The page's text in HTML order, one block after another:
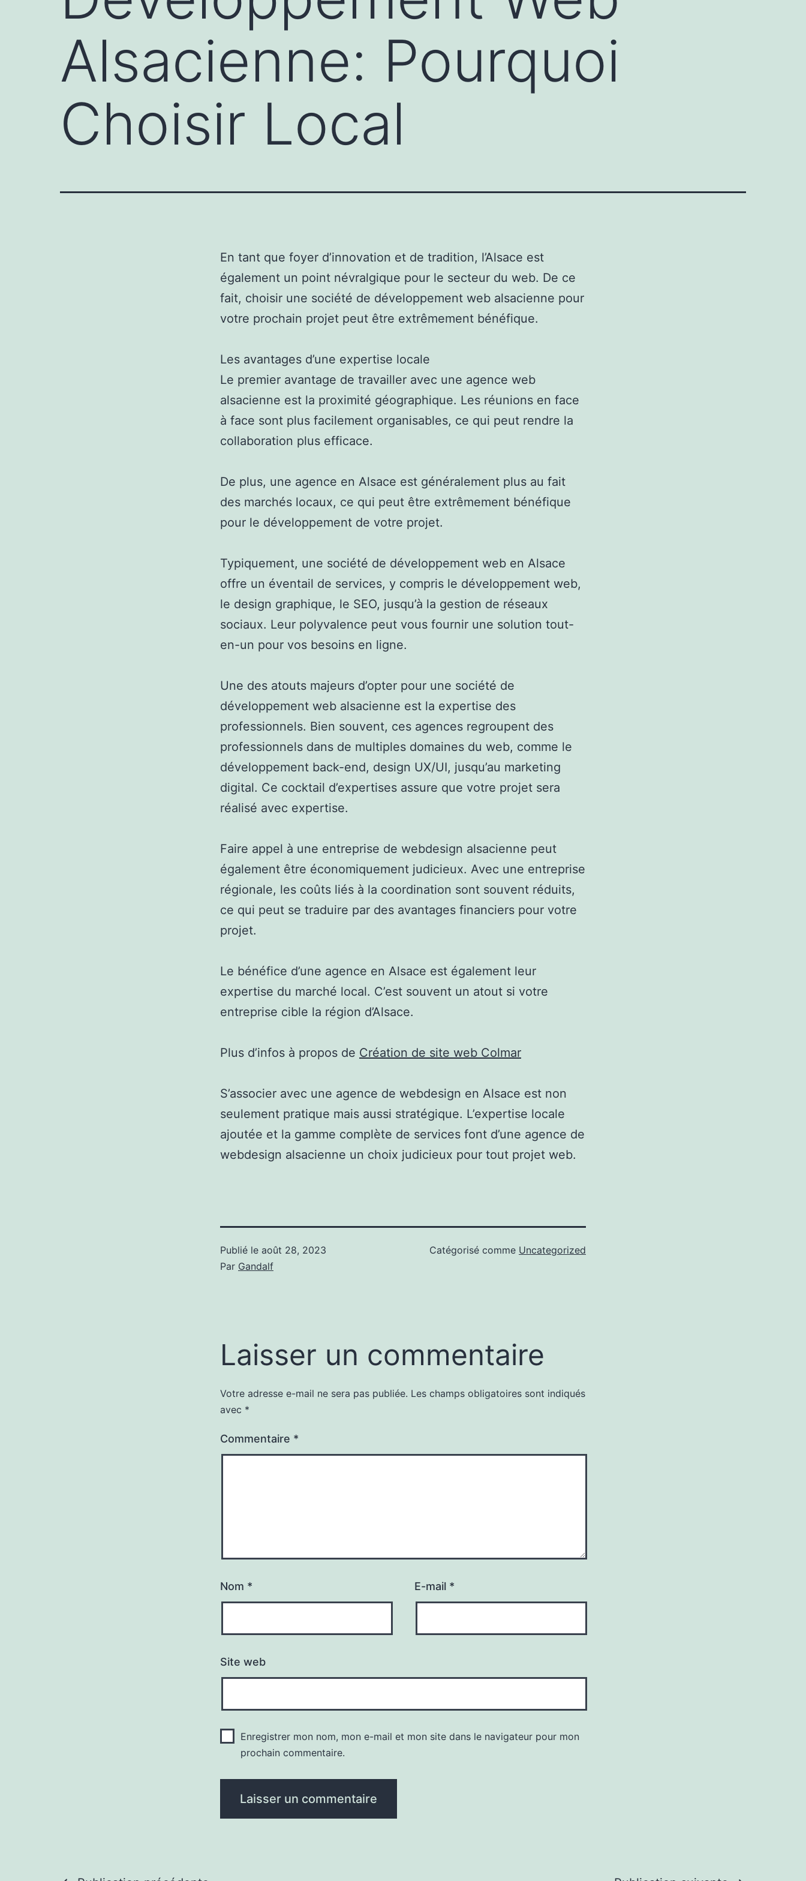
Alsacienne: Pourquoi
Choisir Local
En tant que foyer d’innovation et de tradition, l’Alsace est
également un point névralgique pour le secteur du web. De ce
fait, choisir une société de développement web alsacienne pour
votre prochain projet peut être extrêmement bénéfique.
Les avantages d’une expertise locale
Le premier avantage de travailler avec une agence web
alsacienne est la proximité géographique. Les réunions en face
à face sont plus facilement organisables, ce qui peut rendre la
collaboration plus efficace.
De plus, une agence en Alsace est généralement plus au fait
des marchés locaux, ce qui peut être extrêmement bénéfique
pour le développement de votre projet.
Typiquement, une société de développement web en Alsace
offre un éventail de services, y compris le développement web,
le design graphique, le SEO, jusqu’à la gestion de réseaux
sociaux. Leur polyvalence peut vous fournir une solution tout-
en-un pour vos besoins en ligne.
Une des atouts majeurs d’opter pour une société de
développement web alsacienne est la expertise des
professionnels. Bien souvent, ces agences regroupent des
professionnels dans de multiples domaines du web, comme le
développement back-end, design UX/UI, jusqu’au marketing
digital. Ce cocktail d’expertises assure que votre projet sera
réalisé avec expertise.
Faire appel à une entreprise de webdesign alsacienne peut
également être économiquement judicieux. Avec une entreprise
régionale, les coûts liés à la coordination sont souvent réduits,
ce qui peut se traduire par des avantages financiers pour votre
projet.
Le bénéfice d’une agence en Alsace est également leur
expertise du marché local. C’est souvent un atout si votre
entreprise cible la région d’Alsace.
Plus d’infos à propos de Création de site web Colmar
S’associer avec une agence de webdesign en Alsace est non
seulement pratique mais aussi stratégique. L’expertise locale
ajoutée et la gamme complète de services font d’une agence de
webdesign alsacienne un choix judicieux pour tout projet web.
Publié le août 28, 2023
Par Gandalf
Catégorisé comme Uncategorized
Laisser un commentaire
Votre adresse e-mail ne sera pas publiée. Les champs obligatoires sont indiqués
avec *
Commentaire *
Nom * E-mail *
Site web
Enregistrer mon nom, mon e-mail et mon site dans le navigateur pour mon
prochain commentaire.